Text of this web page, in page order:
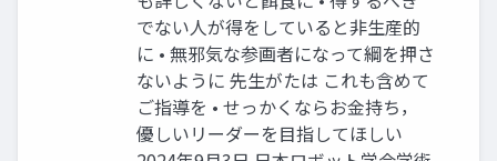
でない人が得をしていると非生産的
に • 無邪気な参画者になって綱を押さ
ないように 先生がたは これも含めて
ご指導を • せっかくならお金持ち，
優しいリーダーを目指してほしい